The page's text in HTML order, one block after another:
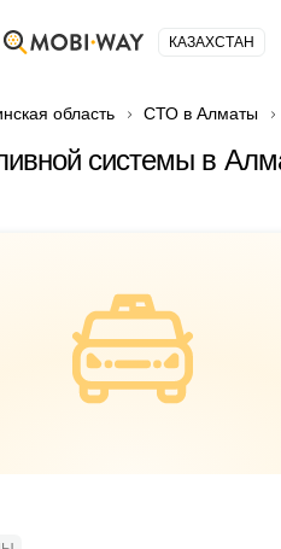
КАЗАХСТАН
область СТО в Алматы
системы в